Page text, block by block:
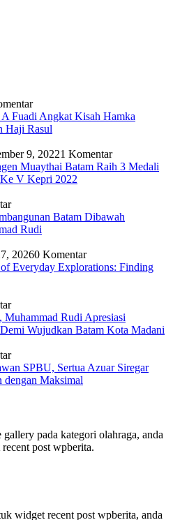
Fuadi Angkat Kisah Hamka
Haji Rasul
9, 20221 Komentar
Muaythai Batam Raih 3 Medali
V Kepri 2022
Batam Dibawah
Rudi
20260 Komentar
Everyday Explorations: Finding
Rudi Apresiasi
Wujudkan Batam Kota Madani
SPBU, Sertua Azuar Siregar
dengan Maksimal
pada kategori olahraga, anda
post wpberita.
widget recent post wpberita, anda